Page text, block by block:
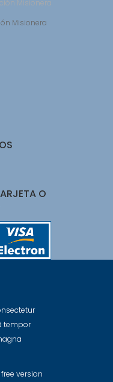
Misionera
O
tempor
version